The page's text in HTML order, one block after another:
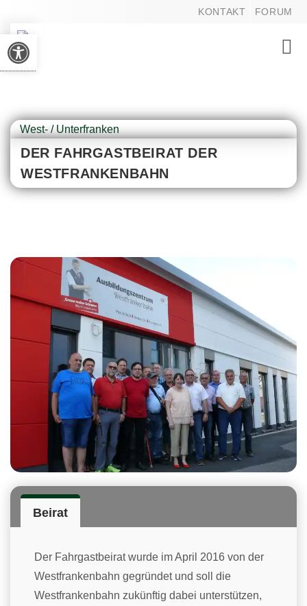
Werkzeugleiste öffnen
KONTAKT FORUM
West- / Unterfranken
DER FAHRGASTBEIRAT DER
WESTFRANKENBAHN
Beirat
Der Fahrgastbeirat wurde im April 2016 von der
Westfrankenbahn gegründet und soll die
Westfrankenbahn zukünftig dabei unterstützen,